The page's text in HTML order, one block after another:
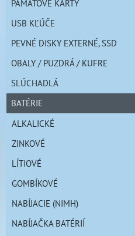
PAMÄŤOVÉ KARTY
USB KĽÚČE
PEVNÉ DISKY EXTERNÉ, SSD
OBALY / PUZDRÁ / KUFRE
SLÚCHADLÁ
BATÉRIE
ALKALICKÉ
ZINKOVÉ
LÍTIOVÉ
GOMBÍKOVÉ
NABÍJACIE (NIMH)
NABÍJAČKA BATÉRIÍ